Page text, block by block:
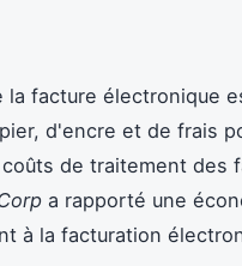
la facture électronique
d'encre et de frais
de traitement des
a rapporté une
à la facturation